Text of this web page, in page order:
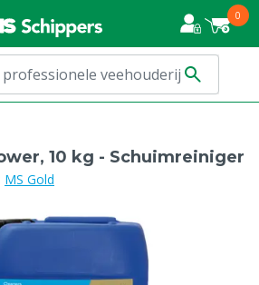
0
10 kg - Schuimreiniger
MS Gold